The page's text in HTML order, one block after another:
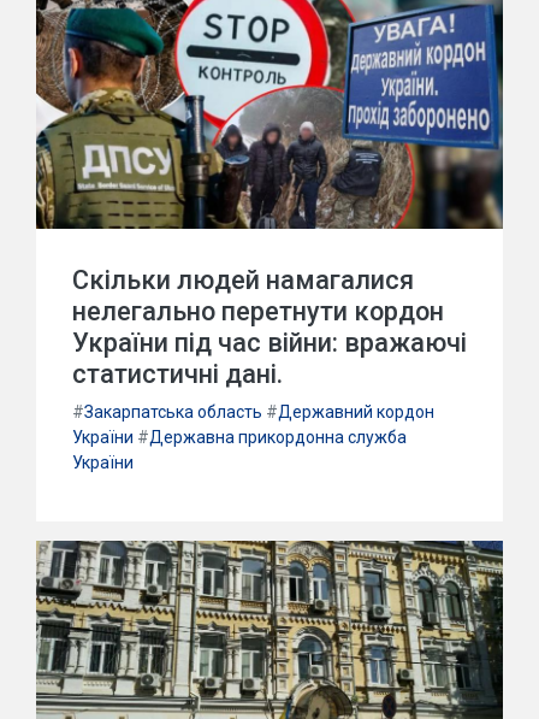
Скільки людей намагалися
нелегально перетнути кордон
України під час війни: вражаючі
статистичні дані.
#Закарпатська область #Державний кордон
України #Державна прикордонна служба
України